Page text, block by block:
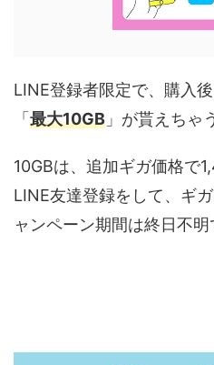
LINE登録者限定で、購入
「 最大10GB 」が貰えちゃ
10GBは、追加ギガ価格で
LINE友達登録をして、ギ
ャンペーン期間は終日不明